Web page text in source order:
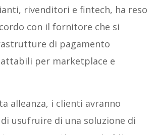
rivenditori e fintech, ha reso
con il fornitore che si
di pagamento
per marketplace e
alleanza, i clienti avranno
usufruire di una soluzione di